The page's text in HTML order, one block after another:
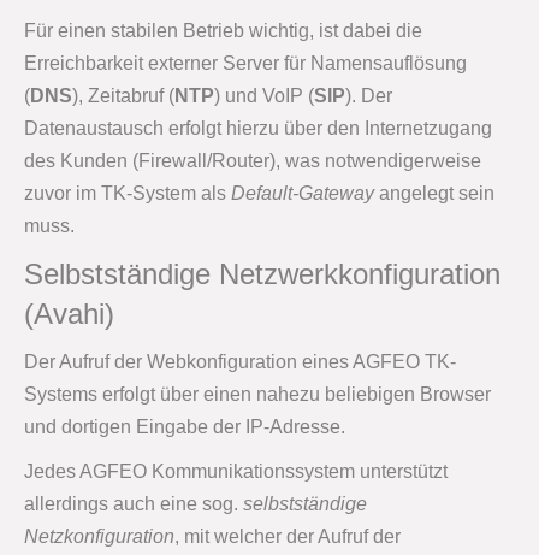
Für einen stabilen Betrieb wichtig, ist dabei die
Erreichbarkeit externer Server für Namensauflösung
(DNS), Zeitabruf (NTP) und VoIP (SIP). Der
Datenaustausch erfolgt hierzu über den Internetzugang
des Kunden (Firewall/Router), was notwendigerweise
zuvor im TK-System als Default-Gatewayangelegt sein
muss.
Selbstständige Netzwerkkonfiguration
(Avahi)
Der Aufruf der Webkonfiguration eines AGFEO TK-
Systems erfolgt über einen nahezu beliebigen Browser
und dortigen Eingabe der IP-Adresse.
Jedes AGFEO Kommunikationssystem unterstützt
allerdings auch eine sog. selbstständige
Netzkonfiguration, mit welcher der Aufruf der